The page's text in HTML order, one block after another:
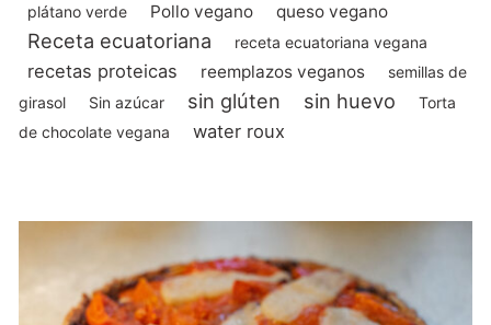
plátano verde Pollo vegano queso vegano
Receta ecuatoriana receta ecuatoriana vegana
recetas proteicas reemplazos veganos
semillas de
girasol
Sin azúcar sin glúten sin huevo
Torta
de chocolate vegana
water roux